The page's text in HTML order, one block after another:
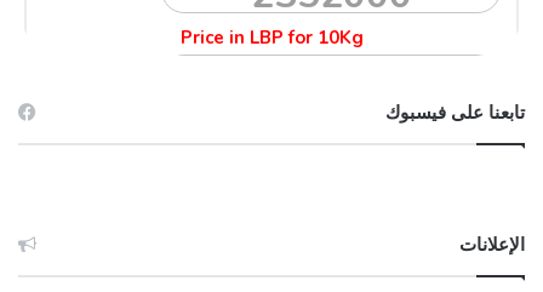
تابعنا على فيسبوك
الإعلانات